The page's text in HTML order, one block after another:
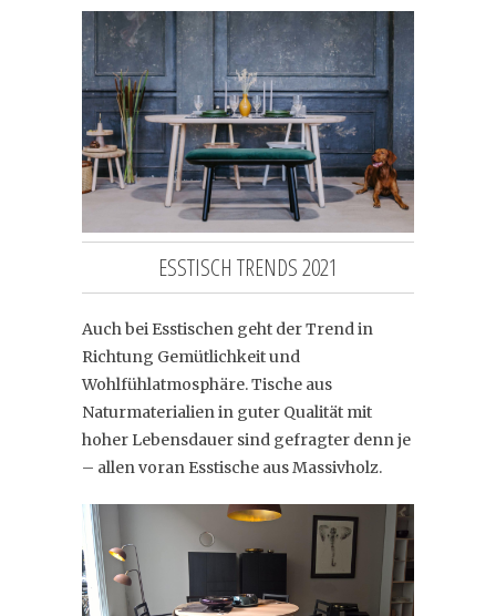
ESSTISCH TRENDS 2021
Auch bei Esstischen geht der Trend in
Richtung Gemütlichkeit und
Wohlfühlatmosphäre. Tische aus
Naturmaterialien in guter Qualität mit
hoher Lebensdauer sind gefragter denn je
– allen voran Esstische aus Massivholz.